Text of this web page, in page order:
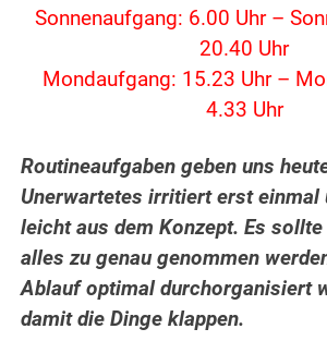
Sonnenaufgang: 6.00 Uhr –
20.40 Uhr
Mondaufgang: 15.23 Uhr –
4.33 Uhr
Routineaufgaben geben uns
Unerwartetes irritiert erst einmal
leicht aus dem Konzept. Es
alles zu genau genommen
Ablauf optimal durchorganisiert
damit die Dinge klappen.